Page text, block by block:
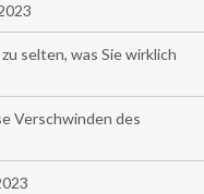
selten, was Sie wirklich
Verschwinden des